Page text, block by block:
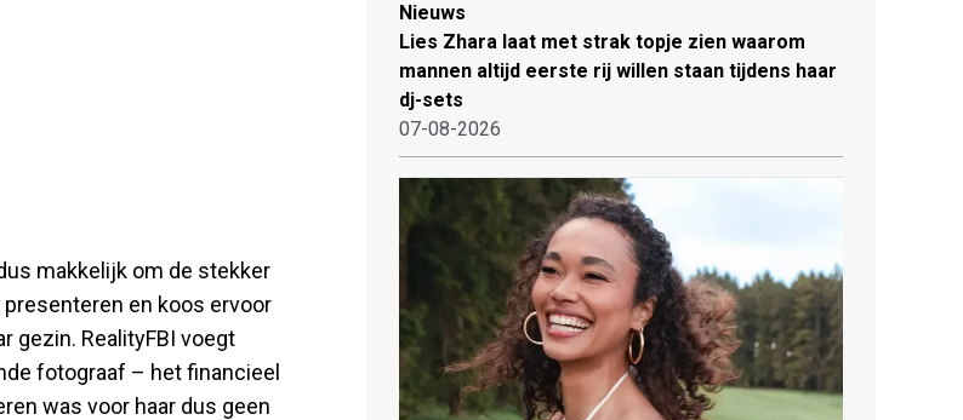
makkelijk om de stekker
en koos ervoor
gezin. RealityFBI voegt
fotograaf – het financieel
was voor haar dus geen
Nieuws
Lies Zhara laat met strak topje zien waarom
mannen altijd eerste rij willen staan tijdens haar
dj-sets
07-08-2026